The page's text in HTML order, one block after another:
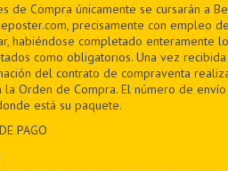
de Compra únicamente se cursarán a
precisamente con empleo
habiéndose completado enteramente
como obligatorios. Una vez
del contrato de compraventa
la Orden de Compra. El número de
está su paquete.
PAGO